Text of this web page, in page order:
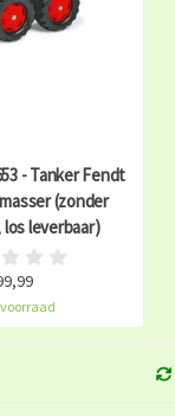
- Tanker Fendt
(zonder
leverbaar)